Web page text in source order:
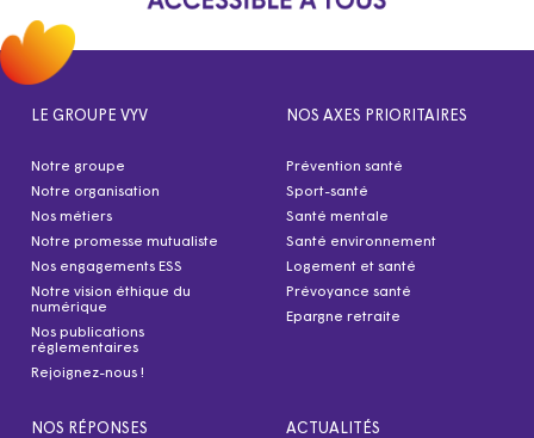
LE GROUPE VYV
Notre groupe
Notre organisation
Nos métiers
Notre promesse mutualiste
Nos engagements ESS
Notre vision éthique du
numérique
Nos publications
réglementaires
Rejoignez-nous !
NOS AXES PRIORITAIRES
Prévention santé
Sport-santé
Santé mentale
Santé environnement
Logement et santé
Prévoyance santé
Epargne retraite
NOS RÉPONSES ACTUALITÉS